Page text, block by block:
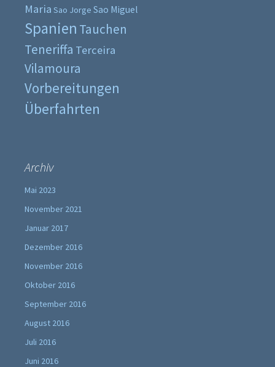
Maria Sao Jorge Sao Miguel
Spanien Tauchen
Teneriffa Terceira
Vilamoura
Vorbereitungen
Überfahrten
Archiv
Mai 2023
November 2021
Januar 2017
Dezember 2016
November 2016
Oktober 2016
September 2016
August 2016
Juli 2016
Juni 2016